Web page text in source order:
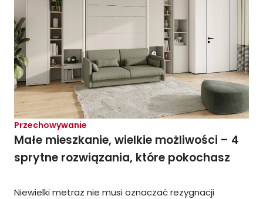
Przechowywanie
Małe mieszkanie, wielkie możliwości – 4
sprytne rozwiązania, które pokochasz
Niewielki metraż nie musi oznaczać rezygnacji